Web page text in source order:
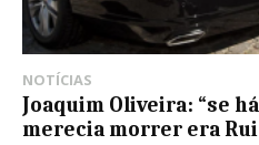
NOTÍCIAS
Joaquim Oliveira: “se
merecia morrer era